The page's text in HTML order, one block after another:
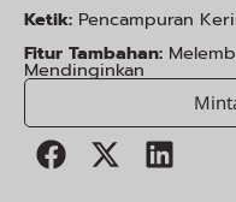
Ketik: Pencampuran
Fitur Tambahan:
Mendinginkan